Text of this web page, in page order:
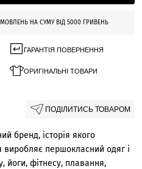
НА СУМУ ВІД 5000 ГРИВЕНЬ
ГАРАНТІЯ ПОВЕРНЕННЯ
ОРИГІНАЛЬНІ ТОВАРИ
ПОДІЛИТИСЬ ТОВАРОМ
бренд, історія якого
виробляє першокласний одяг і
йоги, фітнесу, плавання,